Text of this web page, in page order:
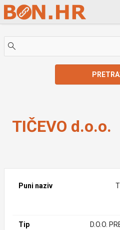
Skip to Main Content
TIČEVO d.o.o.
Puni naziv
Tip
D.O.O.